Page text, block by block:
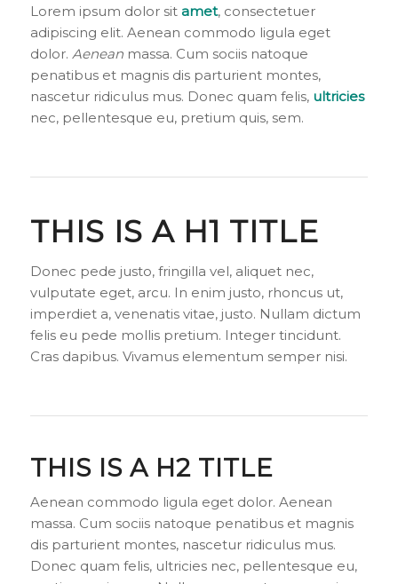
Lorem ipsum dolor sit amet, consectetuer
adipiscing elit. Aenean commodo ligula eget
dolor. Aeneanmassa. Cum sociis natoque
penatibus et magnis dis parturient montes,
nascetur ridiculus mus. Donec quam felis, ultricies
nec, pellentesque eu, pretium quis, sem.
THIS IS A H1 TITLE
Donec pede justo, fringilla vel, aliquet nec,
vulputate eget, arcu. In enim justo, rhoncus ut,
imperdiet a, venenatis vitae, justo. Nullam dictum
felis eu pede mollis pretium. Integer tincidunt.
Cras dapibus. Vivamus elementum semper nisi.
THIS IS A H2 TITLE
Aenean commodo ligula eget dolor. Aenean
massa. Cum sociis natoque penatibus et magnis
dis parturient montes, nascetur ridiculus mus.
Donec quam felis, ultricies nec, pellentesque eu,